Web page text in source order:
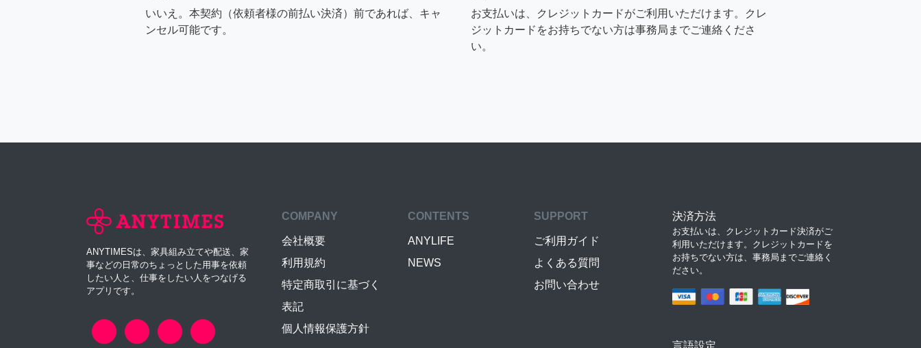
いいえ。本契約（依頼者様の前払い決済）前であれば、キャ
ンセル可能です。
お支払いは、クレジットカードがご利用いただけます。クレ
ジットカードをお持ちでない方は事務局までご連絡くださ
い。
ANYTIMESは、家具組み立てや配送、家
事などの日常のちょっとした用事を依頼
したい人と、仕事をしたい人をつなげる
アプリです。
COMPANY
会社概要
利用規約
特定商取引に基づく
表記
個人情報保護方針
CONTENTS
ANYLIFE
NEWS
SUPPORT
ご利用ガイド
よくある質問
お問い合わせ
決済方法
お支払いは、クレジットカード決済がご
利用いただけます。クレジットカードを
お持ちでない方は、事務局までご連絡く
ださい。
言語設定